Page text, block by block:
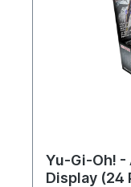
Yu-Gi-Oh! -
Display (24